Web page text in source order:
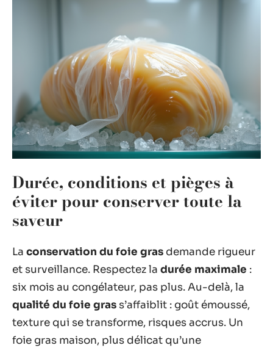
Durée, conditions et pièges à
éviter pour conserver toute la
saveur
La conservation du foie gras demande rigueur
et surveillance. Respectez la durée maximale :
six mois au congélateur, pas plus. Au-delà, la
qualité du foie gras s’affaiblit : goût émoussé,
texture qui se transforme, risques accrus. Un
foie gras maison, plus délicat qu’une